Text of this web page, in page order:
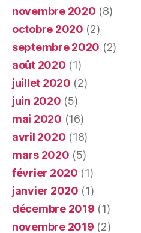
novembre 2020 (8)
octobre 2020 (2)
septembre 2020 (2)
août 2020 (1)
juillet 2020 (2)
juin 2020 (5)
mai 2020 (16)
avril 2020 (18)
mars 2020 (5)
février 2020 (1)
janvier 2020 (1)
décembre 2019 (1)
novembre 2019 (2)